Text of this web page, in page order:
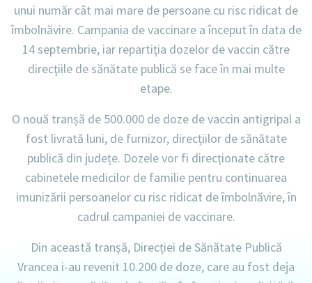
unui număr cât mai mare de persoane cu risc ridicat de
îmbolnăvire. Campania de vaccinare a început în data de
14 septembrie, iar repartiţia dozelor de vaccin către
direcţiile de sănătate publică se face în mai multe
etape.
O nouă tranșă de 500.000 de doze de vaccin antigripal a
fost livrată luni, de furnizor, direcțiilor de sănătate
publică din județe. Dozele vor fi direcționate către
cabinetele medicilor de familie pentru continuarea
imunizării persoanelor cu risc ridicat de îmbolnăvire, în
cadrul campaniei de vaccinare.
Din această tranșă, Direcției de Sănătate Publică
Vrancea i-au revenit 10.200 de doze, care au fost deja